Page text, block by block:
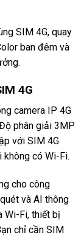
SIM 4G, quay
ban đêm và
4G
camera IP 4G
phân giải 3MP
với SIM 4G
không có Wi-Fi.
cho công
và AI thông
Wi-Fi, thiết bị
chỉ cần SIM